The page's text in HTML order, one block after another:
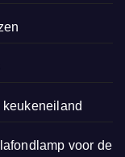
voor de